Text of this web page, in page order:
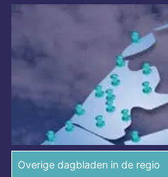
Overige dagbladen in de regio